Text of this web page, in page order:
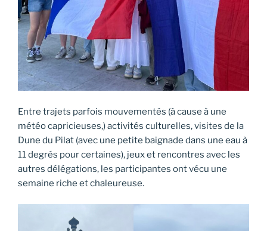
Entre trajets parfois mouvementés (à cause à une
météo capricieuses,) activités culturelles, visites de la
Dune du Pilat (avec une petite baignade dans une eau à
11 degrés pour certaines), jeux et rencontres avec les
autres délégations, les participantes ont vécu une
semaine riche et chaleureuse.